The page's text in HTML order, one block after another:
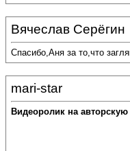
Вячеслав Серёгин
Спасибо,Аня за то,что
mari-star
Видеоролик на